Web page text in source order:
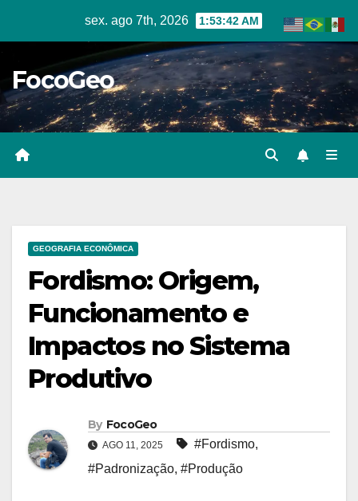
sex. ago 7th, 2026 1:53:43 AM
FocoGeo
GEOGRAFIA ECONÔMICA
Fordismo: Origem,
Funcionamento e
Impactos no Sistema
Produtivo
By FocoGeo
AGO 11, 2025 #Fordismo,
#Padronização, #Produção